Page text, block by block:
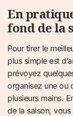
En
fond de la
Pour tirer le
plus simple est
prévoyez
organisez une ou
plusieurs mains.
de la saison,